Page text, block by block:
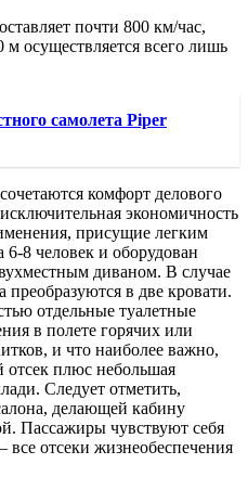
почти 800 км/час,
осуществляется всего лишь
самолета Piper
комфорт делового
экономичность
присущие легким
6-8 человек и оборудован
диваном. В случае
преобразуются в две кровати.
отдельные туалетные
в полете горячих или
и что наиболее важно,
плюс небольшая
Следует отметить,
делающей кабину
Пассажиры чувствуют себя
все отсеки жизнеобеспечения